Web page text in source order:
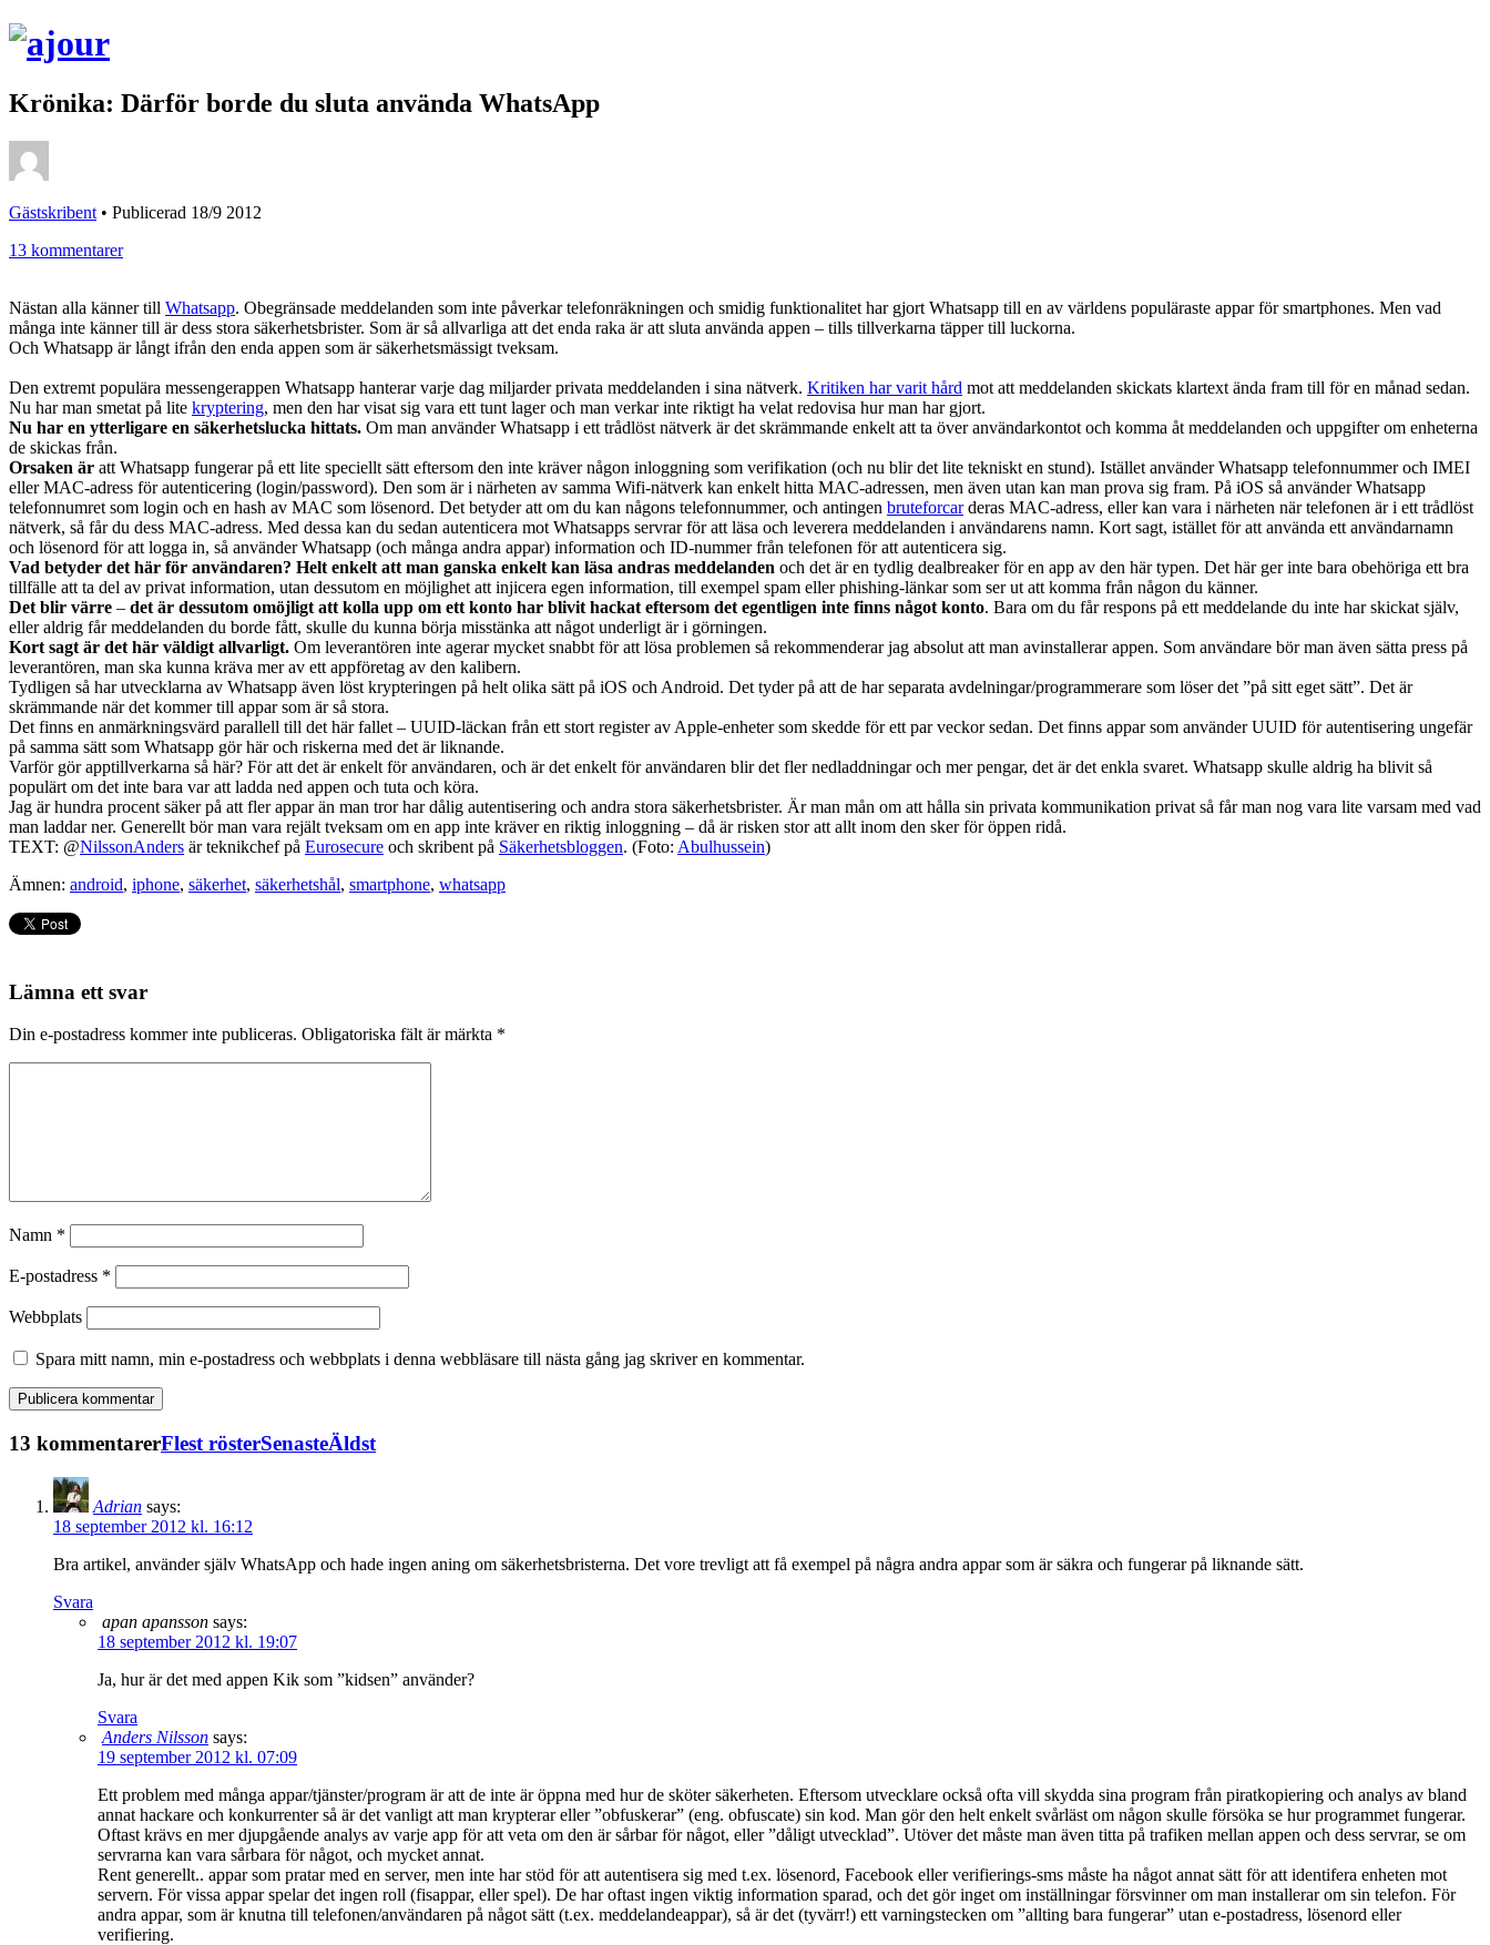
Krönika: Därför borde du sluta använda WhatsApp
Gästskribent • Publicerad 18/9 2012
13 kommentarer
Nästan alla känner till Whatsapp. Obegränsade meddelanden som inte påverkar telefonräkningen och smidig funktionalitet har gjort Whatsapp till en av världens populäraste appar för smartphones. Men vad
många inte känner till är dess stora säkerhetsbrister. Som är så allvarliga att det enda raka är att sluta använda appen – tills tillverkarna täpper till luckorna.
Och Whatsapp är långt ifrån den enda appen som är säkerhetsmässigt tveksam.
Den extremt populära messengerappen Whatsapp hanterar varje dag miljarder privata meddelanden i sina nätverk. Kritiken har varit hård mot att meddelanden skickats klartext ända fram till för en månad sedan.
Nu har man smetat på lite kryptering, men den har visat sig vara ett tunt lager och man verkar inte riktigt ha velat redovisa hur man har gjort.
Nu har en ytterligare en säkerhetslucka hittats. Om man använder Whatsapp i ett trådlöst nätverk är det skrämmande enkelt att ta över användarkontot och komma åt meddelanden och uppgifter om enheterna
de skickas från.
Orsaken är att Whatsapp fungerar på ett lite speciellt sätt eftersom den inte kräver någon inloggning som verifikation (och nu blir det lite tekniskt en stund). Istället använder Whatsapp telefonnummer och IMEI
eller MAC-adress för autenticering (login/password). Den som är i närheten av samma Wifi-nätverk kan enkelt hitta MAC-adressen, men även utan kan man prova sig fram. På iOS så använder Whatsapp
telefonnumret som login och en hash av MAC som lösenord. Det betyder att om du kan någons telefonnummer, och antingen bruteforcarderas MAC-adress, eller kan vara i närheten när telefonen är i ett trådlöst
nätverk, så får du dess MAC-adress. Med dessa kan du sedan autenticera mot Whatsapps servrar för att läsa och leverera meddelanden i användarens namn. Kort sagt, istället för att använda ett användarnamn
och lösenord för att logga in, så använder Whatsapp (och många andra appar) information och ID-nummer från telefonen för att autenticera sig.
Vad betyder det här för användaren? Helt enkelt att man ganska enkelt kan läsa andras meddelanden och det är en tydlig dealbreaker för en app av den här typen. Det här ger inte bara obehöriga ett bra
tillfälle att ta del av privat information, utan dessutom en möjlighet att injicera egen information, till exempel spam eller phishing-länkar som ser ut att komma från någon du känner.
Det blir värre – det är dessutom omöjligt att kolla upp om ett konto har blivit hackat eftersom det egentligen inte finns något konto. Bara om du får respons på ett meddelande du inte har skickat själv,
eller aldrig får meddelanden du borde fått, skulle du kunna börja misstänka att något underligt är i görningen.
Kort sagt är det här väldigt allvarligt. Om leverantören inte agerar mycket snabbt för att lösa problemen så rekommenderar jag absolut att man avinstallerar appen. Som användare bör man även sätta press på
leverantören, man ska kunna kräva mer av ett appföretag av den kalibern.
Tydligen så har utvecklarna av Whatsapp även löst krypteringen på helt olika sätt på iOS och Android. Det tyder på att de har separata avdelningar/programmerare som löser det ”på sitt eget sätt”. Det är
skrämmande när det kommer till appar som är så stora.
Det finns en anmärkningsvärd parallell till det här fallet – UUID-läckan från ett stort register av Apple-enheter som skedde för ett par veckor sedan. Det finns appar som använder UUID för autentisering ungefär
på samma sätt som Whatsapp gör här och riskerna med det är liknande.
Varför gör apptillverkarna så här? För att det är enkelt för användaren, och är det enkelt för användaren blir det fler nedladdningar och mer pengar, det är det enkla svaret. Whatsapp skulle aldrig ha blivit så
populärt om det inte bara var att ladda ned appen och tuta och köra.
Jag är hundra procent säker på att fler appar än man tror har dålig autentisering och andra stora säkerhetsbrister. Är man mån om att hålla sin privata kommunikation privat så får man nog vara lite varsam med vad
man laddar ner. Generellt bör man vara rejält tveksam om en app inte kräver en riktig inloggning – då är risken stor att allt inom den sker för öppen ridå.
TEXT: @NilssonAnders är teknikchef på Eurosecure och skribent på Säkerhetsbloggen. (Foto: Abulhussein)
Ämnen: android, iphone, säkerhet, säkerhetshål, smartphone, whatsapp
Lämna ett svar
Din e-postadress kommer inte publiceras. Obligatoriska fält är märkta *
Namn *
E-postadress *
Webbplats
Spara mitt namn, min e-postadress och webbplats i denna webbläsare till nästa gång jag skriver en kommentar.
13 kommentarerFlest rösterSenasteÄldst
Adrian says:
18 september 2012 kl. 16:12
Bra artikel, använder själv WhatsApp och hade ingen aning om säkerhetsbristerna. Det vore trevligt att få exempel på några andra appar som är säkra och fungerar på liknande sätt.
Svara
apan apansson says:
18 september 2012 kl. 19:07
Ja, hur är det med appen Kik som ”kidsen” använder?
Svara
Anders Nilsson says:
19 september 2012 kl. 07:09
Ett problem med många appar/tjänster/program är att de inte är öppna med hur de sköter säkerheten. Eftersom utvecklare också ofta vill skydda sina program från piratkopiering och analys av bland
annat hackare och konkurrenter så är det vanligt att man krypterar eller ”obfuskerar” (eng. obfuscate) sin kod. Man gör den helt enkelt svårläst om någon skulle försöka se hur programmet fungerar.
Oftast krävs en mer djupgående analys av varje app för att veta om den är sårbar för något, eller ”dåligt utvecklad”. Utöver det måste man även titta på trafiken mellan appen och dess servrar, se om
servrarna kan vara sårbara för något, och mycket annat.
Rent generellt.. appar som pratar med en server, men inte har stöd för att autentisera sig med t.ex. lösenord, Facebook eller verifierings-sms måste ha något annat sätt för att identifera enheten mot
servern. För vissa appar spelar det ingen roll (fisappar, eller spel). De har oftast ingen viktig information sparad, och det gör inget om inställningar försvinner om man installerar om sin telefon. För
andra appar, som är knutna till telefonen/användaren på något sätt (t.ex. meddelandeappar), så är det (tyvärr!) ett varningstecken om ”allting bara fungerar” utan e-postadress, lösenord eller
verifiering.